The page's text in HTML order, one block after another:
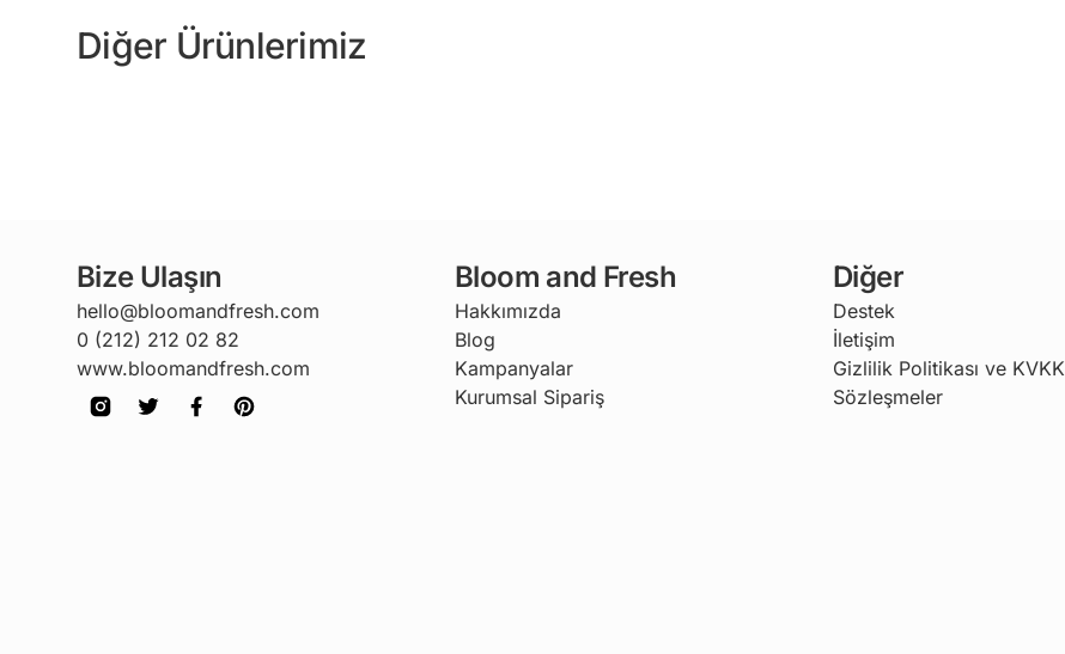
Diğer Ürünlerimiz
Bize Ulaşın
hello@bloomandfresh.com
0 (212) 212 02 82
www.bloomandfresh.com
Bloom and Fresh
Hakkımızda
Blog
Kampanyalar
Kurumsal Sipariş
Diğer
Destek
İletişim
Gizlilik Politikası ve KVKK
Sözleşmeler